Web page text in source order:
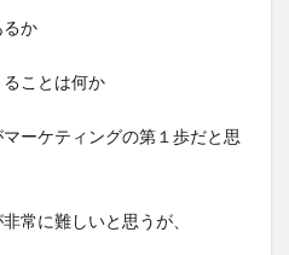
か
ことは何か
ーケティングの第１歩だと思
常に難しいと思うが、